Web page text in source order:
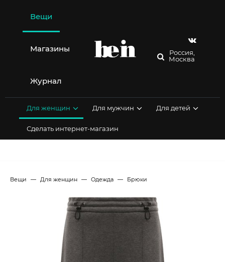
содержимому
Вещи
Магазины
Журнал
Россия,
Москва
Для женщин Для мужчин Для детей
Сделать интернет-магазин
Вещи Для женщин Одежда Брюки